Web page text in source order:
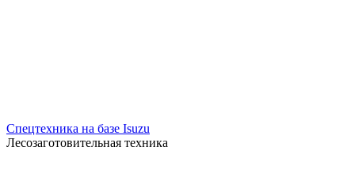
Спецтехника на базе Isuzu
Лесозаготовительная техника